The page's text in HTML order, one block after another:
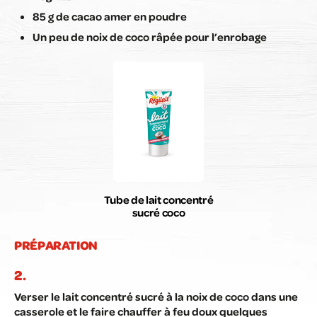
85 g de cacao amer en poudre
Un peu de noix de coco râpée pour l’enrobage
Tube de lait concentré
sucré coco
PRÉPARATION
Verser le lait concentré sucré à la noix de coco dans une
casserole et le faire chauffer à feu doux quelques